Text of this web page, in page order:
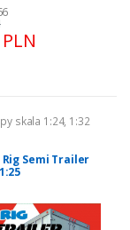
skala 1:24, 1:32
Semi Trailer